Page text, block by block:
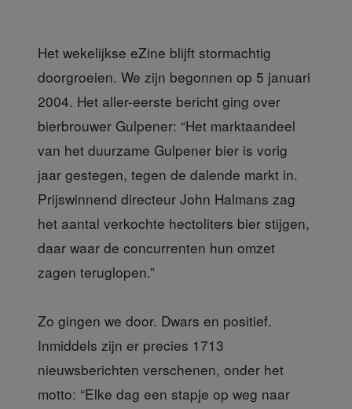
Het wekelijkse eZine blijft stormachtig
doorgroeien. We zijn begonnen op 5 januari
2004. Het aller-eerste bericht ging over
bierbrouwer Gulpener: “Het marktaandeel
van het duurzame Gulpener bier is vorig
jaar gestegen, tegen de dalende markt in.
Prijswinnend directeur John Halmans zag
het aantal verkochte hectoliters bier stijgen,
daar waar de concurrenten hun omzet
zagen teruglopen.”
Zo gingen we door. Dwars en positief.
Inmiddels zijn er precies 1713
nieuwsberichten verschenen, onder het
motto: “Elke dag een stapje op weg naar